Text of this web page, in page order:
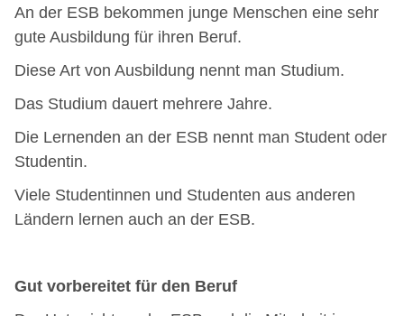
An der ESB bekommen junge Menschen eine sehr
gute Ausbildung für ihren Beruf.
Diese Art von Ausbildung nennt man Studium.
Das Studium dauert mehrere Jahre.
Die Lernenden an der ESB nennt man Student oder
Studentin.
Viele Studentinnen und Studenten aus anderen
Ländern lernen auch an der ESB.
Gut vorbereitet für den Beruf